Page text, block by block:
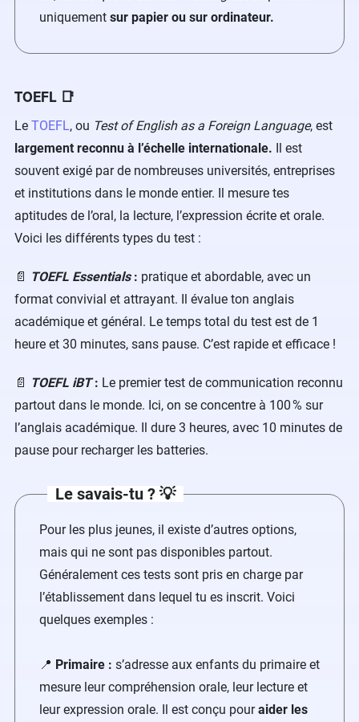
uniquement sur papier ou sur ordinateur.
TOEFL 📑
Le TOEFL, ou Test of English as a Foreign Language, est
largement reconnu à l’échelle internationale. Il est
souvent exigé par de nombreuses universités, entreprises
et institutions dans le monde entier. Il mesure tes
aptitudes de l’oral, la lecture, l’expression écrite et orale.
Voici les différents types du test :
📄 TOEFL Essentials: pratique et abordable, avec un
format convivial et attrayant. Il évalue ton anglais
académique et général. Le temps total du test est de 1
heure et 30 minutes, sans pause. C’est rapide et efficace !
📄 TOEFL iBT: Le premier test de communication reconnu
partout dans le monde. Ici, on se concentre à 100 % sur
l’anglais académique. Il dure 3 heures, avec 10 minutes de
pause pour recharger les batteries.
Le savais-tu ? 💡
Pour les plus jeunes, il existe d’autres options,
mais qui ne sont pas disponibles partout.
Généralement ces tests sont pris en charge par
l’établissement dans lequel tu es inscrit. Voici
quelques exemples :
📍 Primaire : s’adresse aux enfants du primaire et
mesure leur compréhension orale, leur lecture et
leur expression orale. Il est conçu pouraider les